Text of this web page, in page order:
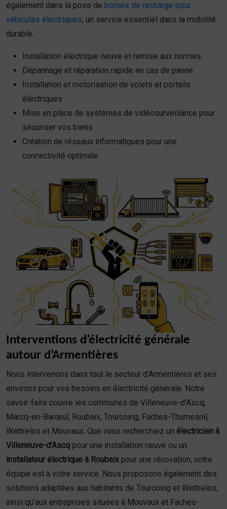
également dans la pose de bornes de recharge pour
véhicules électriques, un service essentiel dans la mobilité
durable.
Installation électrique neuve et remise aux normes
Dépannage et réparation rapide en cas de panne
Installation et motorisation de volets et portails
électriques
Mise en place de systèmes de vidéosurveillance pour
sécuriser vos biens
Création de réseaux informatiques pour une
connectivité optimale
Interventions d’électricité générale
autour d’Armentières
Nous intervenons dans tout le secteur d’Armentières et ses
environs pour vos besoins en électricité générale. Notre
savoir-faire couvre les communes de Villeneuve-d’Ascq,
Marcq-en-Barœul, Roubaix, Tourcoing, Faches-Thumesnil,
Wattrelos et Mouvaux. Que vous recherchiez un électricien à
Villeneuve-d’Ascq pour une installation neuve ou un
installateur électrique à Roubaix pour une rénovation, notre
équipe est à votre service. Nous proposons également des
solutions adaptées aux habitants de Tourcoing et Wattrelos,
ainsi qu’aux entreprises situées à Mouvaux et Faches-